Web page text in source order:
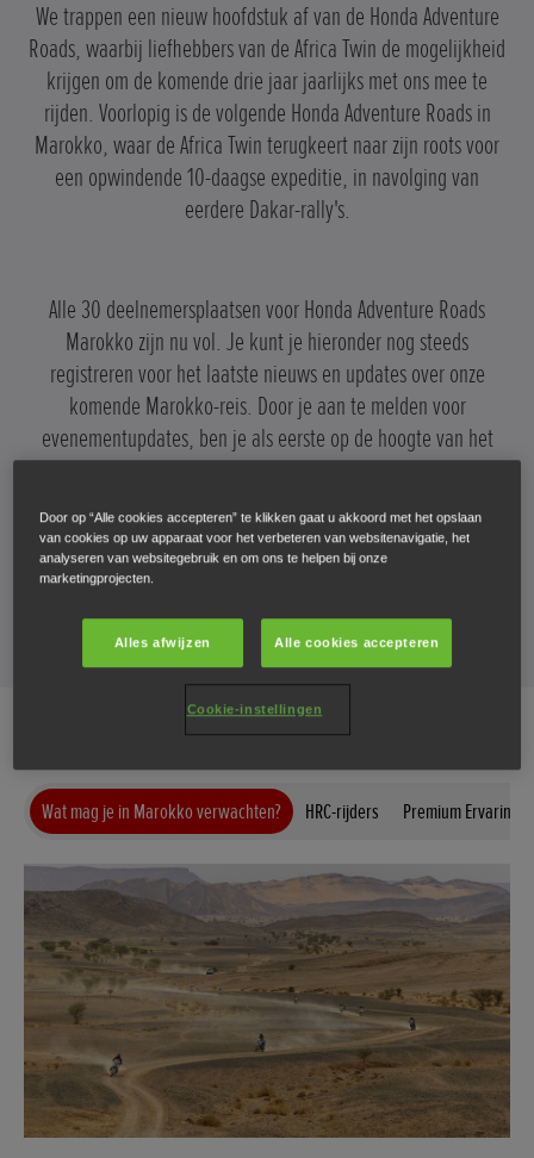
We trappen een nieuw hoofdstuk af van de Honda Adventure
Roads, waarbij liefhebbers van de Africa Twin de mogelijkheid
krijgen om de komende drie jaar jaarlijks met ons mee te
rijden. Voorlopig is de volgende Honda Adventure Roads in
Marokko, waar de Africa Twin terugkeert naar zijn roots voor
een opwindende 10-daagse expeditie, in navolging van
eerdere Dakar-rally's.
Alle 30 deelnemersplaatsen voor Honda Adventure Roads
Marokko zijn nu vol. Je kunt je hieronder nog steeds
registreren voor het laatste nieuws en updates over onze
komende Marokko-reis. Door je aan te melden voor
evenementupdates, ben je als eerste op de hoogte van het
Wat mag je in Marokko verwachten? HRC-rijders Premium Ervaring
Door op “Alle cookies accepteren” te klikken gaat u akkoord met het opslaan
van cookies op uw apparaat voor het verbeteren van websitenavigatie, het
analyseren van websitegebruik en om ons te helpen bij onze
marketingprojecten.
Alles afwijzen Alle cookies accepteren
Cookie-instellingen